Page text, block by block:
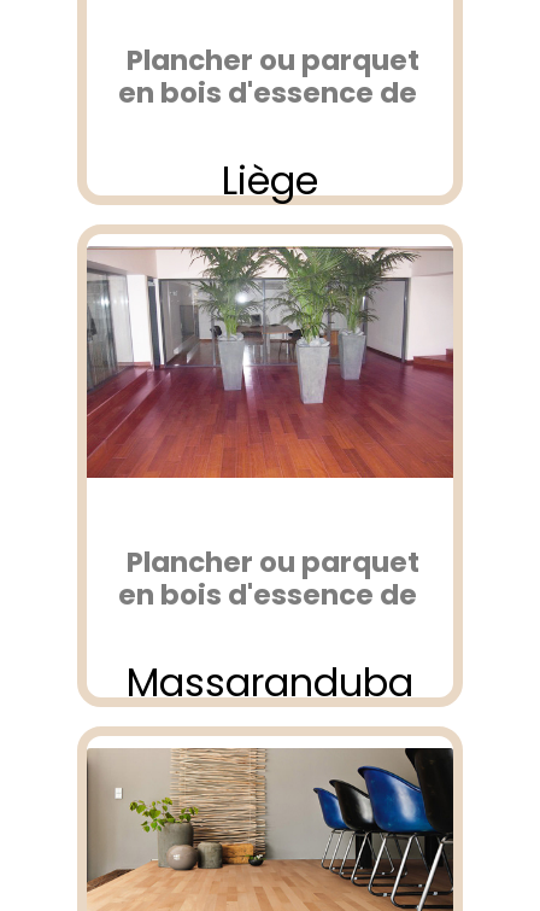
Plancher ou parquet
en bois d'essence de
Liège
Plancher ou parquet
en bois d'essence de
Massaranduba